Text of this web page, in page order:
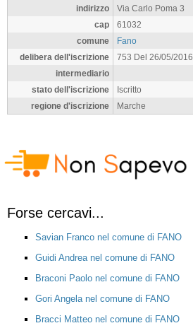
indirizzo
Via Carlo Poma 3
cap
61032
comune
Fano
delibera dell'iscrizione
753 Del 26/05/2016
intermediario
stato dell'iscrizione
Iscritto
regione d'iscrizione
Marche
Forse cercavi...
Savian Franco nel comune di FANO
Guidi Andrea nel comune di FANO
Braconi Paolo nel comune di FANO
Gori Angela nel comune di FANO
Bracci Matteo nel comune di FANO